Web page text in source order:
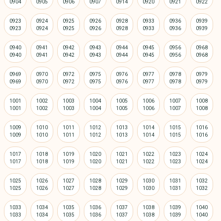
0923 0924 0925 0926 0928 0933 0936 0939
0940 0941 0942 0943 0944 0945 0956 0968
0969 0970 0972 0975 0976 0977 0978 0979
1001 1002 1003 1004 1005 1006 1007 1008
1009 1010 1011 1012 1013 1014 1015 1016
1017 1018 1019 1020 1021 1022 1023 1024
1025 1026 1027 1028 1029 1030 1031 1032
1033 1034 1035 1036 1037 1038 1039 1040